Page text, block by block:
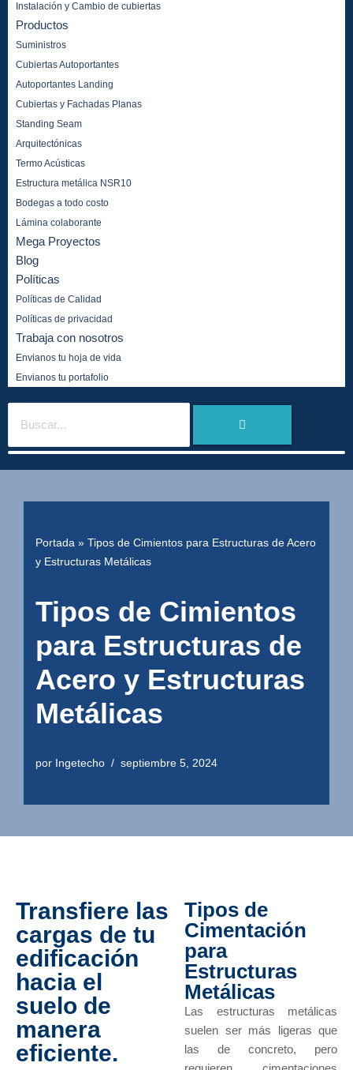
Instalación y Cambio de cubiertas
Productos
Suministros
Cubiertas Autoportantes
Autoportantes Landing
Cubiertas y Fachadas Planas
Standing Seam
Arquitectónicas
Termo Acústicas
Estructura metálica NSR10
Bodegas a todo costo
Lámina colaborante
Mega Proyectos
Blog
Políticas
Políticas de Calidad
Políticas de privacidad
Trabaja con nosotros
Envianos tu hoja de vida
Envianos tu portafolio
Portada » Tipos de Cimientos para Estructuras de Acero
y Estructuras Metálicas
Tipos de Cimientos
para Estructuras de
Acero y Estructuras
Metálicas
por Ingetecho septiembre 5, 2024
Transfiere las
cargas de tu
edificación
hacia el
suelo de
manera
eficiente.
Tipos de
Cimentación
para
Estructuras
Metálicas
Las estructuras metálicas
suelen ser más ligeras que
las de concreto, pero